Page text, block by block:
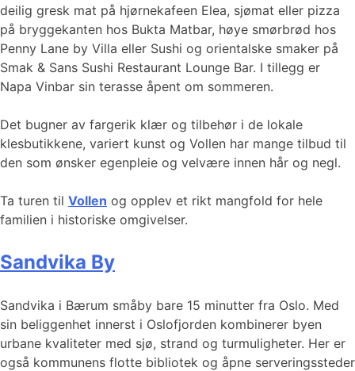
deilig gresk mat på hjørnekafeen Elea, sjømat eller pizza
på bryggekanten hos Bukta Matbar, høye smørbrød hos
Penny Lane by Villa eller Sushi og orientalske smaker på
Smak & Sans Sushi Restaurant Lounge Bar. I tillegg er
Napa Vinbar sin terasse åpent om sommeren.
Det bugner av fargerik klær og tilbehør i de lokale
klesbutikkene, variert kunst og Vollen har mange tilbud til
den som ønsker egenpleie og velvære innen hår og negl.
Ta turen til Vollen og opplev et rikt mangfold for hele
familien i historiske omgivelser.
Sandvika By
Sandvika i Bærum småby bare 15 minutter fra Oslo. Med
sin beliggenhet innerst i Oslofjorden kombinerer byen
urbane kvaliteter med sjø, strand og turmuligheter. Her er
også kommunens flotte bibliotek og åpne serveringssteder